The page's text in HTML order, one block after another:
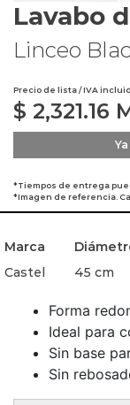
Lavabo
Linceo
Precio de lista / IVA
$ 2,321.16
*Tiempos de entrega
*Imagen de referencia.
Marca
Castel
45 cm
Forma
Ideal para
Sin base
Sin